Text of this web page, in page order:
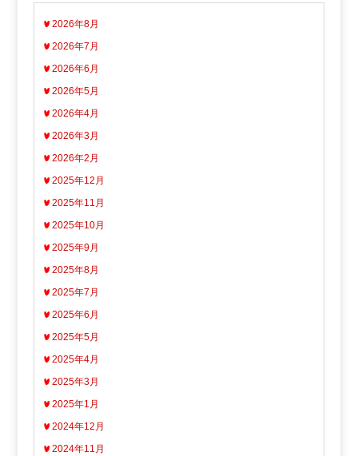
2026年8月
2026年7月
2026年6月
2026年5月
2026年4月
2026年3月
2026年2月
2025年12月
2025年11月
2025年10月
2025年9月
2025年8月
2025年7月
2025年6月
2025年5月
2025年4月
2025年3月
2025年1月
2024年12月
2024年11月